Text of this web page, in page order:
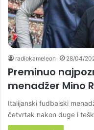
radiokameleon 28/04/
Preminuo
menadžer Mino
Italijanski fudbalski
četvrtak nakon duge i